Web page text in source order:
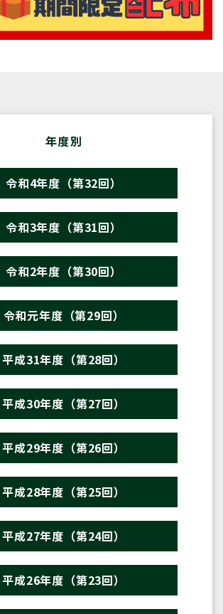
年度別
令和4年度（第32回）
令和3年度（第31回）
令和2年度（第30回）
令和元年度（第29回）
平成31年度（第28回）
平成30年度（第27回）
平成29年度（第26回）
平成28年度（第25回）
平成27年度（第24回）
平成26年度（第23回）